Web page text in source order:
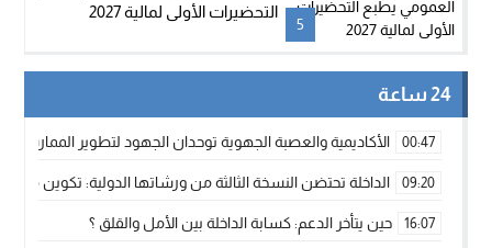
5
التحضيرات الأولى لمالية 2027
24 ساعة
00:47 الأكاديمية والعصبة الجهوية توحدان الجهود لتطوير الممارسة
09:20 الداخلة تحتضن النسخة الثالثة من ورشاتها الدولية: تكوين
16:07 حين يتأخر الدعم: كسابة الداخلة بين الأمل والقلق ؟